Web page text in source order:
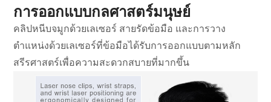
การออกแบบกลศาสตร์มนุษย์
คลิปหนีบจมูกด้วยเลเซอร์ สายรัดข้อมือ และการวาง
ตำแหน่งด้วยเลเซอร์ที่ข้อมือได้รับการออกแบบตามหลัก
สรีรศาสตร์เพื่อความสะดวกสบายที่มากขึ้น